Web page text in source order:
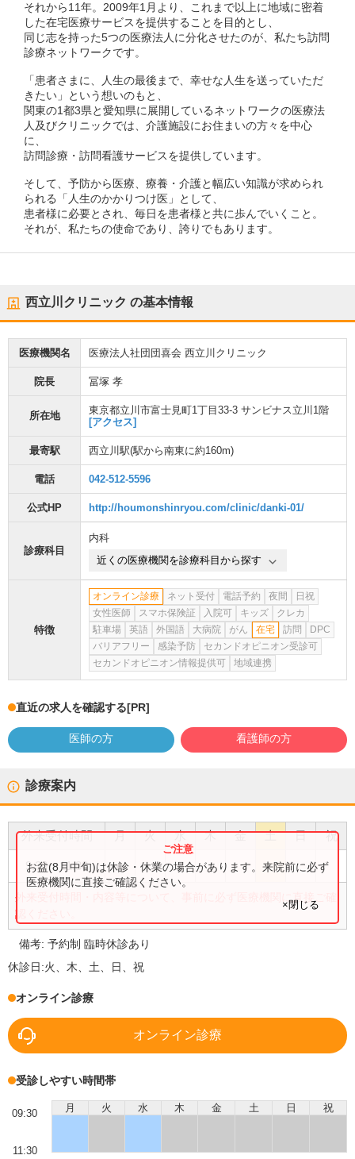
それから11年。2009年1月より、これまで以上に地域に密着
した在宅医療サービスを提供することを目的とし、
同じ志を持った5つの医療法人に分化させたのが、私たち訪問
診療ネットワークです。
「患者さまに、人生の最後まで、幸せな人生を送っていただ
きたい」という想いのもと、
関東の1都3県と愛知県に展開しているネットワークの医療法
人及びクリニックでは、介護施設にお住まいの方々を中心
に、
訪問診療・訪問看護サービスを提供しています。
そして、予防から医療、療養・介護と幅広い知識が求められ
られる「人生のかかりつけ医」として、
患者様に必要とされ、毎日を患者様と共に歩んでいくこと。
それが、私たちの使命であり、誇りでもあります。
西立川クリニック の基本情報
医療機関名 医療法人社団団喜会 西立川クリニック
院長 冨塚 孝
所在地
東京都立川市富士見町1丁目33-3 サンビナス立川1階
[アクセス]
最寄駅 西立川駅(駅から南東に約160m)
電話 042-512-5596
公式HP http://houmonshinryou.com/clinic/danki-01/
診療科目
内科
近くの医療機関を診療科目から探す
特徴
オンライン診療 ネット受付 電話予約 夜間
日祝
女性医師
スマホ保険証 入院可 キッズ
クレカ
駐車場
英語 外国語 大病院 がん 在宅 訪問
DPC
バリアフリー
感染予防
セカンドオピニオン受診可
セカンドオピニオン情報提供可
地域連携
直近の求人を確認する[PR]
医師の方 看護師の方
診療案内
外来受付時間 月 火 水 木 金 土 日 祝
9:30〜 11:30 ● ●
外来受付時間・内容等について、事前に必ず医療機関に直接ご確
認ください。
お盆(8月中旬)は休診・休業の場合があります。来院前に必ず
医療機関に直接ご確認ください。
×閉じる
備考:予約制 臨時休診あり
休診日:火、木、土、日、祝
オンライン診療
オンライン診療
受診しやすい時間帯
月 火 水 木 金 土 日 祝
09:30
11:30